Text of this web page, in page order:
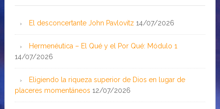
El desconcertante John Pavlovitz 14/07/2026
Hermenéutica – El Qué y el Por Qué: Módulo 1
14/07/2026
Eligiendo la riqueza superior de Dios en lugar de
placeres momentáneos 12/07/2026